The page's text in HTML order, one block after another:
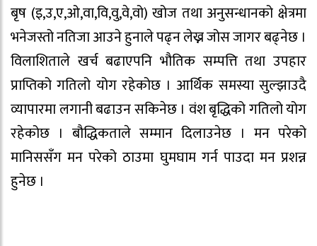
बृष (इ,उ,ए,ओ,वा,वि,वु,वे,वो) खोज तथा अनुसन्धानको क्षेत्रमा
भनेजस्तो नतिजा आउने हुनाले पढ्न लेख्न जोस जागर बढ्नेछ ।
विलाशिताले खर्च बढाएपनि भौतिक सम्पत्ति तथा उपहार
प्राप्तिको गतिलो योग रहेकोछ । आर्थिक समस्या सुल्झाउदै
व्यापारमा लगानी बढाउन सकिनेछ । वंश बृद्धिको गतिलो योग
रहेकोछ । बौद्धिकताले सम्मान दिलाउनेछ । मन परेको
मानिससँग मन परेको ठाउमा घुमघाम गर्न पाउदा मन प्रशन्न
हुनेछ ।